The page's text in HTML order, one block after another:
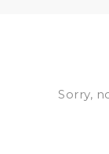
Sorry,